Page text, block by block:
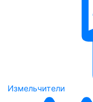
Измельчители